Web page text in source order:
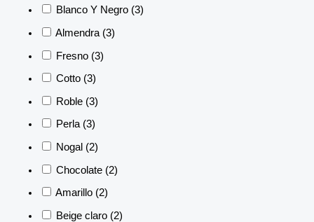
Blanco Y Negro (3)
Almendra (3)
Fresno (3)
Cotto (3)
Roble (3)
Perla (3)
Nogal (2)
Chocolate (2)
Amarillo (2)
Beige claro (2)